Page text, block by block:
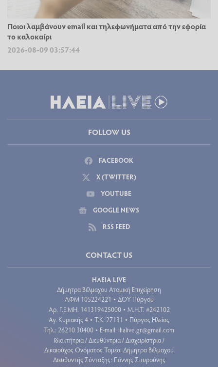
Ποιοι λαμβάνουν email και τηλεφωνήματα από την εφορία
το καλοκαίρι
2026-08-09 03:57:44
FOLLOW US
FACEBOOK
X (TWITTER)
YOUTUBE
GOOGLE NEWS
RSS FEED
CONTACT US
ΗΛΕΙΑ LIVE
Δήμητρα Βέλμαχου Ατομική Επιχείρηση
ΑΦΜ 105224221 • ΔΟΥ Πύργου
Aρ. Γ.Ε.ΜΗ. 141319425000 • Μ.Η.Τ. #242102
Αγ. Κυριακής 4 • Τ.Κ. 27131 • Πύργος Ηλείας
Τηλ.: 26210 30400 • E-mail: ilialive.gr@gmail.com
Ιδιοκτήτρια / Διευθύντρια / Διαχειρίστρια /
Δικαιούχος Ονόματος Τομέα: Δήμητρα Βέλμαχου
Διευθυντής Σύνταξης: Γιάννης Σπυρούνης